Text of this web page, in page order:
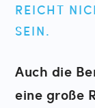
REICHT
SEIN.
Auch die
eine große